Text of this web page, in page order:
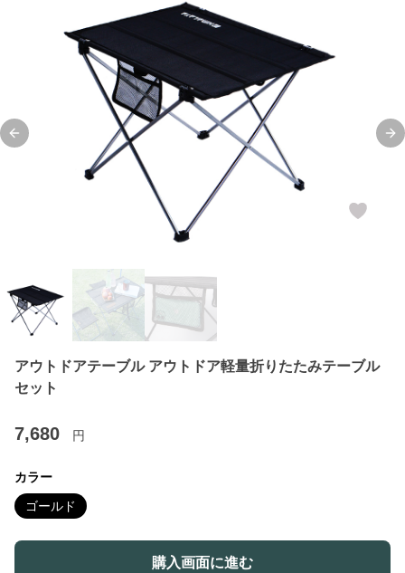
Previous slide
アウトドアテーブル アウトドア軽量折りたたみテーブル
セット
7,680 円
カラー
ゴールド
購入画面に進む